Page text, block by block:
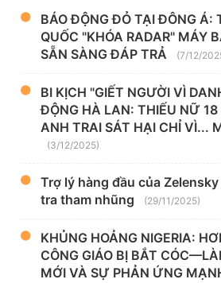
BÁO ĐỘNG ĐỎ TẠI ĐÔNG Á:
QUỐC "KHÓA RADAR" MÁY
SẴN SÀNG ĐÁP TRẢ
(7/12/
BI KỊCH "GIẾT NGƯỜI VÌ
ĐỘNG HÀ LAN: THIẾU NỮ
ANH TRAI SÁT HẠI CHỈ VÌ...
(3/12/2025)
Trợ lý hàng đầu của
tra tham nhũng
(29/11/2025)
KHỦNG HOẢNG NIGERIA:
CÔNG GIÁO BỊ BẮT
MỚI VÀ SỰ PHẢN ỨNG